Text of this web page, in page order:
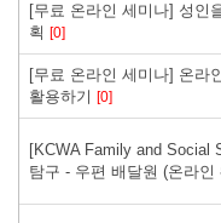
[무료 온라인 세미나] 성인
획 [0]
[무료 온라인 세미나] 온라
활용하기 [0]
[KCWA Family and Social
탐구 - 우편 배달원 (온라인